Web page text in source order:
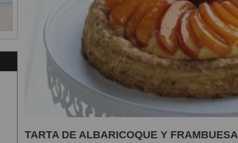
TARTA DE ALBARICOQUE Y FRAMBUESA